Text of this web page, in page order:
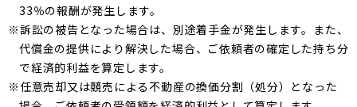
33％の報酬が発生します。
※訴訟の被告となった場合は、別途着手金が発生します。また、
代償金の提供により解決した場合、ご依頼者の確定した持ち分
で経済的利益を算定します。
※任意売却又は競売による不動産の換価分割（処分）となった